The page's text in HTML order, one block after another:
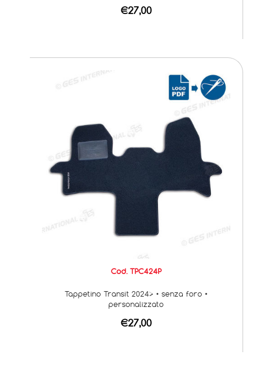
€27,00
Cod. TPC424P
Tappetino Transit 2024> • senza foro •
personalizzato
€27,00